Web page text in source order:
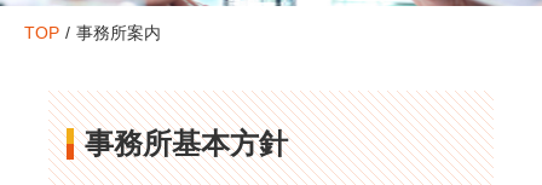
TOP 事務所案内
事務所基本方針